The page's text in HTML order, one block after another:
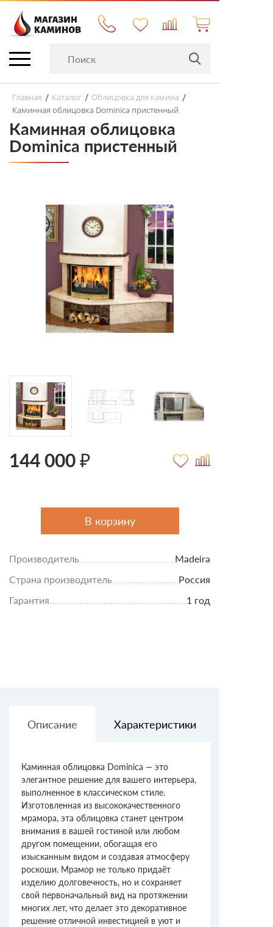
Главная / Каталог / Облицовка для камина /
Каминная облицовка Dominica пристенный
Каминная облицовка
Dominica пристенный
144 000 ₽
В корзину
Производитель
Madeira
Страна производитель
Россия
Гарантия
1 год
Описание Характеристики
Каминная облицовка Dominica — это
элегантное решение для вашего интерьера,
выполненное в классическом стиле.
Изготовленная из высококачественного
мрамора, эта облицовка станет центром
внимания в вашей гостиной или любом
другом помещении, обогащая его
изысканным видом и создавая атмосферу
роскоши. Мрамор не только придаёт
изделию долговечность, но и сохраняет
свой первоначальный вид на протяжении
многих лет, что делает это декоративное
решение отличной инвестицией в уют и